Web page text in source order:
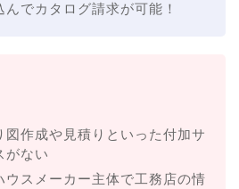
んでカタログ請求が可能！
図作成や見積りといった付加サ
がない
ウスメーカー主体で工務店の情